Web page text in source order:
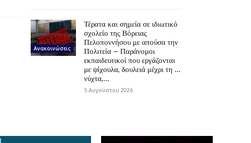
Ανακοινώσεις
Τέρατα και σημεία σε ιδιωτικό
σχολείο της Βόρειας
Πελοποννήσου με απούσα την
Πολιτεία – Παράνομοι
εκπαιδευτικοί που εργάζονται
με ψίχουλα, δουλειά μέχρι τη …
νύχτα,...
5 Αυγούστου 2026